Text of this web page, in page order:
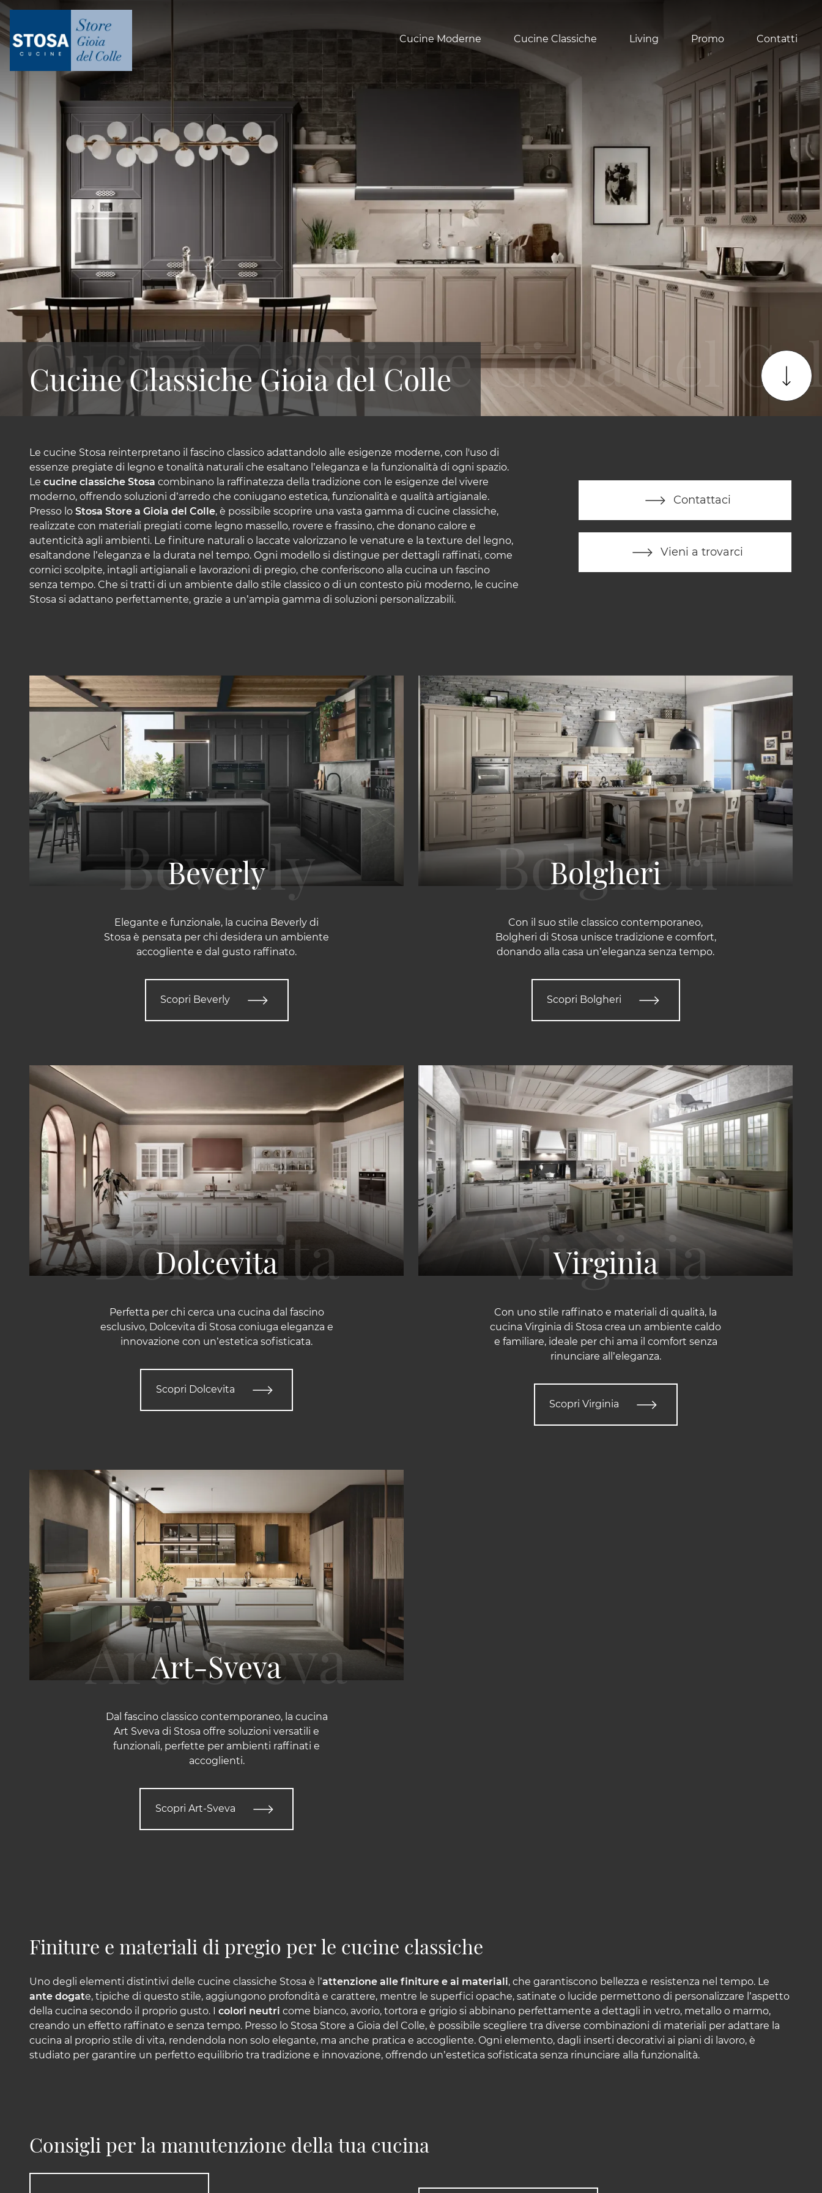
Cucine Moderne Cucine Classiche Living Promo Contatti
Beverly
Elegante e funzionale, la cucina Beverly di
Stosa è pensata per chi desidera un ambiente
accogliente e dal gusto raffinato.
Scopri Beverly
Bolgheri
Con il suo stile classico contemporaneo,
Bolgheri di Stosa unisce tradizione e comfort,
donando alla casa un’eleganza senza tempo.
Scopri Bolgheri
Dolcevita
Perfetta per chi cerca una cucina dal fascino
esclusivo, Dolcevita di Stosa coniuga eleganza e
innovazione con un’estetica sofisticata.
Scopri Dolcevita
Virginia
Con uno stile raffinato e materiali di qualità, la
cucina Virginia di Stosa crea un ambiente caldo
e familiare, ideale per chi ama il comfort senza
rinunciare all’eleganza.
Scopri Virginia
Art-Sveva
Dal fascino classico contemporaneo, la cucina
Art Sveva di Stosa offre soluzioni versatili e
funzionali, perfette per ambienti raffinati e
accoglienti.
Scopri Art-Sveva
Cucine Classiche Gioia del Colle
Le cucine Stosa reinterpretano il fascino classico adattandolo alle esigenze moderne, con l'uso di
essenze pregiate di legno e tonalità naturali che esaltano l’eleganza e la funzionalità di ogni spazio.
Le cucine classiche Stosa combinano la raffinatezza della tradizione con le esigenze del vivere
moderno, offrendo soluzioni d’arredo che coniugano estetica, funzionalità e qualità artigianale.
Presso lo Stosa Store a Gioia del Colle, è possibile scoprire una vasta gamma di cucine classiche,
realizzate con materiali pregiati come legno massello, rovere e frassino, che donano calore e
autenticità agli ambienti. Le finiture naturali o laccate valorizzano le venature e la texture del legno,
esaltandone l’eleganza e la durata nel tempo. Ogni modello si distingue per dettagli raffinati, come
cornici scolpite, intagli artigianali e lavorazioni di pregio, che conferiscono alla cucina un fascino
senza tempo. Che si tratti di un ambiente dallo stile classico o di un contesto più moderno, le cucine
Stosa si adattano perfettamente, grazie a un’ampia gamma di soluzioni personalizzabili.
Contattaci
Vieni a trovarci
Finiture e materiali di pregio per le cucine classiche
Uno degli elementi distintivi delle cucine classiche Stosa è l’attenzione alle finiture e ai materiali, che garantiscono bellezza e resistenza nel tempo. Le
ante dogate, tipiche di questo stile, aggiungono profondità e carattere, mentre le superfici opache, satinate o lucide permettono di personalizzare l’aspetto
della cucina secondo il proprio gusto. I colori neutri come bianco, avorio, tortora e grigio si abbinano perfettamente a dettagli in vetro, metallo o marmo,
creando un effetto raffinato e senza tempo. Presso lo Stosa Store a Gioia del Colle, è possibile scegliere tra diverse combinazioni di materiali per adattare la
cucina al proprio stile di vita, rendendola non solo elegante, ma anche pratica e accogliente. Ogni elemento, dagli inserti decorativi ai piani di lavoro, è
studiato per garantire un perfetto equilibrio tra tradizione e innovazione, offrendo un’estetica sofisticata senza rinunciare alla funzionalità.
Consigli per la manutenzione della tua cucina